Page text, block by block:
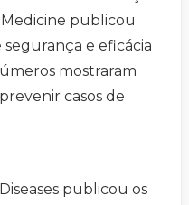
publicou
e eficácia
mostraram
casos de
publicou os